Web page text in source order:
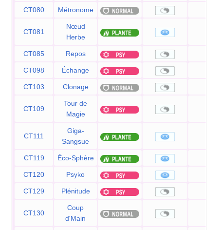
CT080 Métronome
CT081
Nœud
Herbe
CT085 Repos
CT098 Échange
CT103 Clonage
CT109
Tour de
Magie
CT111
Giga-
Sangsue
CT119 Éco-Sphère
CT120 Psyko
CT129 Plénitude
CT130
Coup
d'Main